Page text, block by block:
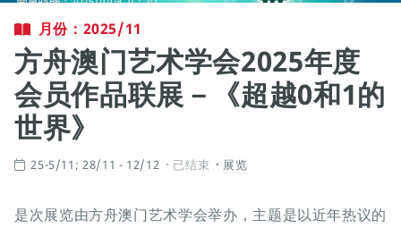
月份：2025/11
方舟澳门艺术学会2025年度
会员作品联展－《超越0和1的
世界》
25-5/11; 28/11 - 12/12 已结束 展览
是次展览由方舟澳门艺术学会举办，主题是以近年热议的